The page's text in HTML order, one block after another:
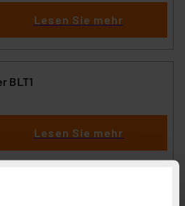
Lesen Sie mehr
BLT1
Lesen Sie mehr
100 Teil 1/2